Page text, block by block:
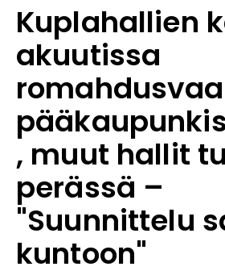
Kuplahallien
akuutissa
, muut hallit
perässä –
"Suunnittelu
kuntoon"